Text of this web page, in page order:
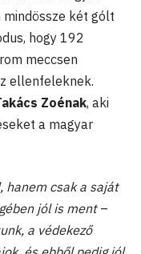
mindössze két gólt
hogy 192
meccsen
ellenfeleknek.
Zoénak, aki
a magyar
hanem csak a saját
jól is ment –
a védekező